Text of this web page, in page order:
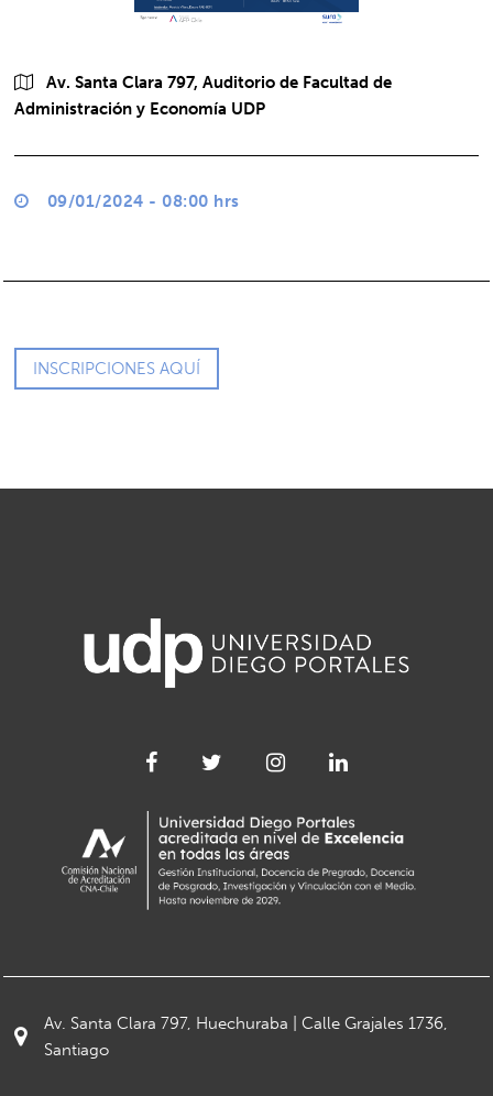
Av. Santa Clara 797, Auditorio de Facultad de
Administración y Economía UDP
09/01/2024 - 08:00 hrs
INSCRIPCIONES AQUÍ
Av. Santa Clara 797, Huechuraba | Calle Grajales 1736,
Santiago